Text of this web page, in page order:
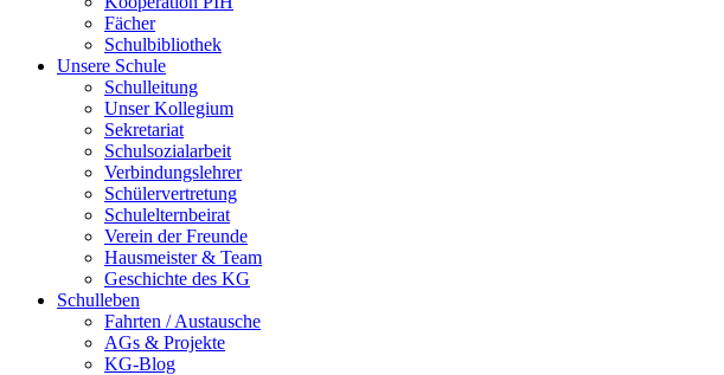
Fächer
Schulbibliothek
Unsere Schule
Schulleitung
Unser Kollegium
Sekretariat
Schulsozialarbeit
Verbindungslehrer
Schülervertretung
Schulelternbeirat
Verein der Freunde
Hausmeister & Team
Geschichte des KG
Schulleben
Fahrten / Austausche
AGs & Projekte
KG-Blog